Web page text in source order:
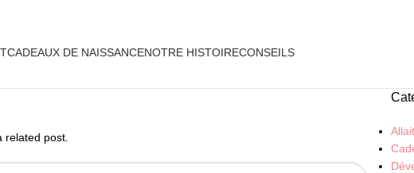
CADEAUX DE NAISSANCENOTRE HISTOIRECONSEILS
post.